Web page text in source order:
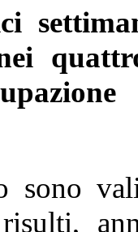
nei